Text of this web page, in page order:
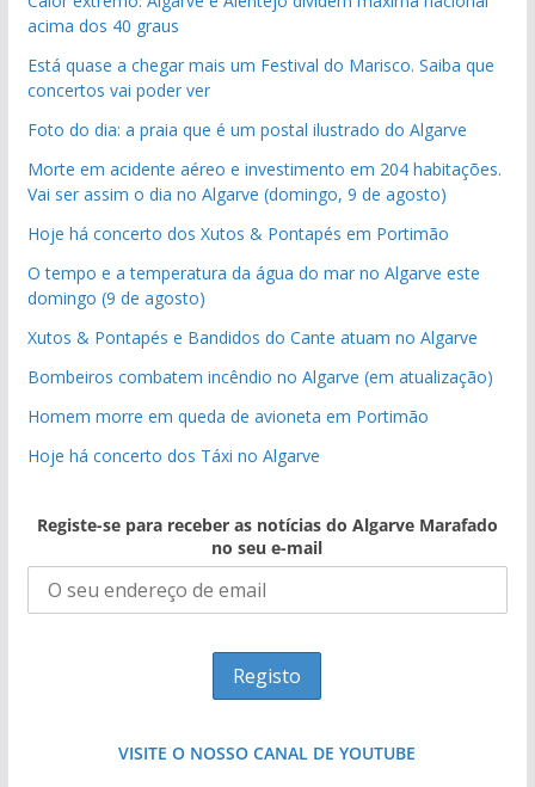
acima dos 40 graus
Está quase a chegar mais um Festival do Marisco. Saiba que
concertos vai poder ver
Foto do dia: a praia que é um postal ilustrado do Algarve
Morte em acidente aéreo e investimento em 204 habitações.
Vai ser assim o dia no Algarve (domingo, 9 de agosto)
Hoje há concerto dos Xutos & Pontapés em Portimão
O tempo e a temperatura da água do mar no Algarve este
domingo (9 de agosto)
Xutos & Pontapés e Bandidos do Cante atuam no Algarve
Bombeiros combatem incêndio no Algarve (em atualização)
Homem morre em queda de avioneta em Portimão
Hoje há concerto dos Táxi no Algarve
Registe-se para receber as notícias do Algarve Marafado
no seu e-mail
VISITE O NOSSO CANAL DE YOUTUBE